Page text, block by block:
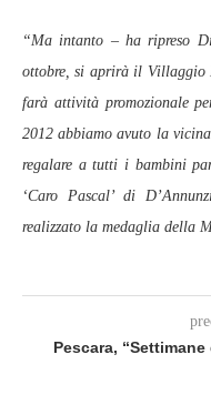
“Ma intanto – ha ripreso
ottobre, si aprirà il Villaggio
farà attività promozionale
2012 abbiamo avuto la
regalare a tutti i bambini
‘Caro Pascal’ di
realizzato la medaglia della
Pescara, “Settimane